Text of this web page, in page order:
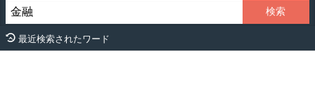
最近検索されたワード